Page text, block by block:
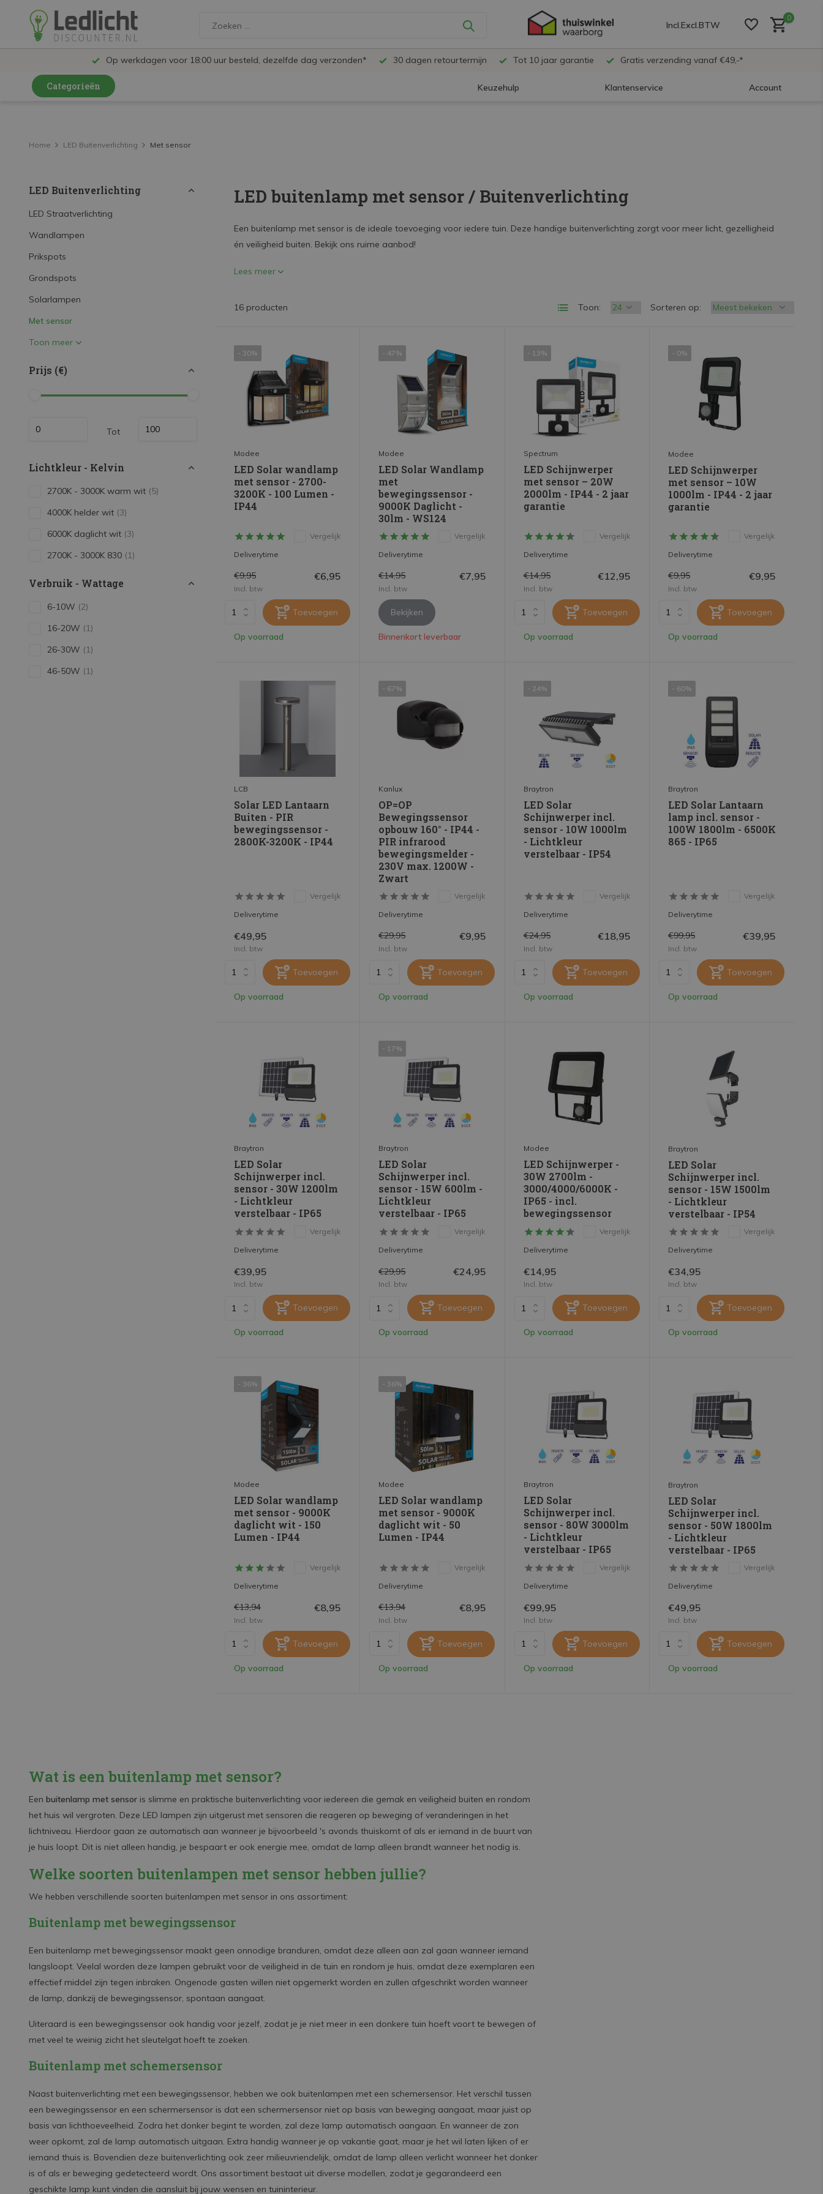
Incl.Excl.BTW
0
Op werkdagen voor 18:00 uur besteld, dezelfde dag verzonden* 30 dagen retourtermijn Tot 10 jaar garantie Gratis verzending vanaf €49,-*
Categorieën Keuzehulp Klantenservice Account
LED Railspots
LED TL
LED Plafondlampen en Wandlampen
LED Schijnwerpers
LED High Bay lampen
LED Strips
Decoratieve verlichting
LED Buitenverlichting
LED Noodverlichting
Installatiemateriaal
LED TL verlichting
Home LED Buitenverlichting Met sensor
LED Buitenverlichting
LED Straatverlichting
Wandlampen
Prikspots
Grondspots
Solarlampen
Met sensor
Toon meer
Prijs (€)
Tot
Lichtkleur - Kelvin
2700K - 3000K warm wit (5)
4000K helder wit (3)
6000K daglicht wit (3)
2700K - 3000K 830 (1)
Verbruik - Wattage
6-10W (2)
16-20W (1)
26-30W (1)
46-50W (1)
LED buitenlamp met sensor / Buitenverlichting
Een buitenlamp met sensor is de ideale toevoeging voor iedere tuin. Deze handige buitenverlichting zorgt voor meer licht, gezelligheid
én veiligheid buiten. Bekijk ons ruime aanbod!
Lees meer
16 producten Toon: Sorteren op:
- 30%
Modee
LED Solar wandlamp
met sensor - 2700-
3200K - 100 Lumen -
IP44
Vergelijk
Deliverytime
€9,95 €6,95
Incl. btw
Toevoegen
Op voorraad
- 47%
Modee
LED Solar Wandlamp
met
bewegingssensor -
9000K Daglicht -
30lm - WS124
Vergelijk
Deliverytime
€14,95 €7,95
Incl. btw
Bekijken
Binnenkort leverbaar
- 13%
Spectrum
LED Schijnwerper
met sensor – 20W
2000lm - IP44 - 2 jaar
garantie
Vergelijk
Deliverytime
€14,95 €12,95
Incl. btw
Toevoegen
Op voorraad
- 0%
Modee
LED Schijnwerper
met sensor – 10W
1000lm - IP44 - 2 jaar
garantie
Vergelijk
Deliverytime
€9,95 €9,95
Incl. btw
Toevoegen
Op voorraad
LCB
Solar LED Lantaarn
Buiten - PIR
bewegingssensor -
2800K-3200K - IP44
Vergelijk
Deliverytime
€49,95
Incl. btw
Toevoegen
Op voorraad
- 67%
Kanlux
OP=OP
Bewegingssensor
opbouw 160° - IP44 -
PIR infrarood
bewegingsmelder -
230V max. 1200W -
Zwart
Vergelijk
Deliverytime
€29,95 €9,95
Incl. btw
Toevoegen
Op voorraad
- 24%
Braytron
LED Solar
Schijnwerper incl.
sensor - 10W 1000lm
- Lichtkleur
verstelbaar - IP54
Vergelijk
Deliverytime
€24,95 €18,95
Incl. btw
Toevoegen
Op voorraad
- 60%
Braytron
LED Solar Lantaarn
lamp incl. sensor -
100W 1800lm - 6500K
865 - IP65
Vergelijk
Deliverytime
€99,95 €39,95
Incl. btw
Toevoegen
Op voorraad
Braytron
LED Solar
Schijnwerper incl.
sensor - 30W 1200lm
- Lichtkleur
verstelbaar - IP65
Vergelijk
Deliverytime
€39,95
Incl. btw
Toevoegen
Op voorraad
- 17%
Braytron
LED Solar
Schijnwerper incl.
sensor - 15W 600lm -
Lichtkleur
verstelbaar - IP65
Vergelijk
Deliverytime
€29,95 €24,95
Incl. btw
Toevoegen
Op voorraad
Modee
LED Schijnwerper -
30W 2700lm -
3000/4000/6000K -
IP65 - incl.
bewegingssensor
Vergelijk
Deliverytime
€14,95
Incl. btw
Toevoegen
Op voorraad
Braytron
LED Solar
Schijnwerper incl.
sensor - 15W 1500lm
- Lichtkleur
verstelbaar - IP54
Vergelijk
Deliverytime
€34,95
Incl. btw
Toevoegen
Op voorraad
- 36%
Modee
LED Solar wandlamp
met sensor - 9000K
daglicht wit - 150
Lumen - IP44
Vergelijk
Deliverytime
€13,94 €8,95
Incl. btw
Toevoegen
Op voorraad
- 36%
Modee
LED Solar wandlamp
met sensor - 9000K
daglicht wit - 50
Lumen - IP44
Vergelijk
Deliverytime
€13,94 €8,95
Incl. btw
Toevoegen
Op voorraad
Braytron
LED Solar
Schijnwerper incl.
sensor - 80W 3000lm
- Lichtkleur
verstelbaar - IP65
Vergelijk
Deliverytime
€99,95
Incl. btw
Toevoegen
Op voorraad
Braytron
LED Solar
Schijnwerper incl.
sensor - 50W 1800lm
- Lichtkleur
verstelbaar - IP65
Vergelijk
Deliverytime
€49,95
Incl. btw
Toevoegen
Op voorraad
Wat is een buitenlamp met sensor?
Een buitenlamp met sensor is slimme en praktische buitenverlichting voor iedereen die gemak en veiligheid buiten en rondom
het huis wil vergroten. Deze LED lampen zijn uitgerust met sensoren die reageren op beweging of veranderingen in het
lichtniveau. Hierdoor gaan ze automatisch aan wanneer je bijvoorbeeld 's avonds thuiskomt of als er iemand in de buurt van
je huis loopt. Dit is niet alleen handig, je bespaart er ook energie mee, omdat de lamp alleen brandt wanneer het nodig is.
Welke soorten buitenlampen met sensor hebben jullie?
We hebben verschillende soorten buitenlampen met sensor in ons assortiment:
Buitenlamp met bewegingssensor
Een buitenlamp met bewegingssensor maakt geen onnodige branduren, omdat deze alleen aan zal gaan wanneer iemand
langsloopt. Veelal worden deze lampen gebruikt voor de veiligheid in de tuin en rondom je huis, omdat deze exemplaren een
effectief middel zijn tegen inbraken. Ongenode gasten willen niet opgemerkt worden en zullen afgeschrikt worden wanneer
de lamp, dankzij de bewegingssensor, spontaan aangaat.
Uiteraard is een bewegingssensor ook handig voor jezelf, zodat je je niet meer in een donkere tuin hoeft voort te bewegen of
met veel te weinig zicht het sleutelgat hoeft te zoeken.
Buitenlamp met schemersensor
Naast buitenverlichting met een bewegingssensor, hebben we ook buitenlampen met een schemersensor. Het verschil tussen
een bewegingssensor en een schermersensor is dat een schermersensor niet op basis van beweging aangaat, maar juist op
basis van lichthoeveelheid. Zodra het donker begint te worden, zal deze lamp automatisch aangaan. En wanneer de zon
weer opkomt, zal de lamp automatisch uitgaan. Extra handig wanneer je op vakantie gaat, maar je het wil laten lijken of er
iemand thuis is. Bovendien deze buitenverlichting ook zeer milieuvriendelijk, omdat de lamp alleen verlicht wanneer het donker
is of als er beweging gedetecteerd wordt. Ons assortiment bestaat uit diverse modellen, zodat je gegarandeerd een
geschikte lamp kunt vinden die aansluit bij jouw wensen en tuininterieur.